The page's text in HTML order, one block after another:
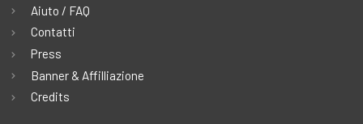
Aiuto / FAQ
Contatti
Press
Banner & Affilliazione
Credits